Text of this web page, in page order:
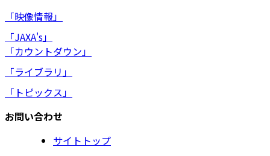
「映像情報」
「JAXA's」
「カウントダウン」
「ライブラリ」
「トピックス」
お問い合わせ
サイトトップ